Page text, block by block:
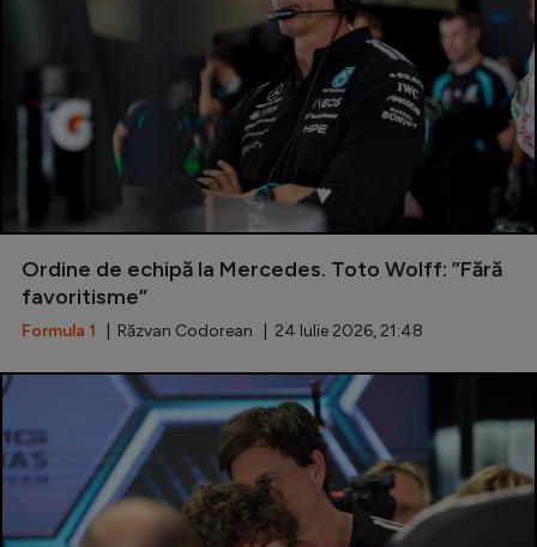
Ordine de echipă la Mercedes. Toto Wolff: ”Fără
favoritisme”
Formula 1 | Răzvan Codorean | 24 Iulie 2026, 21:48